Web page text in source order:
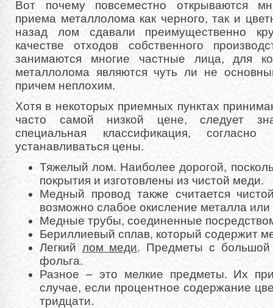
Вот почему повсеместно открываются
приема металлолома как черного, так и
назад лом сдавали преимущественно
качестве отходов собственного
занимаются многие частные лица, для
металлолома являются чуть ли не
причем неплохим.
Хотя в некоторых приемных пунктах
часто самой низкой цене, следует
специальная классификация,
устанавливаться цены.
Тяжелый лом. Наиболее дорогой,
покрытия и изготовлены из чистой меди.
Медный провод также считается
возможно слабое окисление металла или
Медные трубы, соединенные
Бериллиевый сплав, который содержит
Легкий лом меди. Предметы с
фольга.
Разное – это мелкие предметы. Их
случае, если процентное содержание
тридцати.